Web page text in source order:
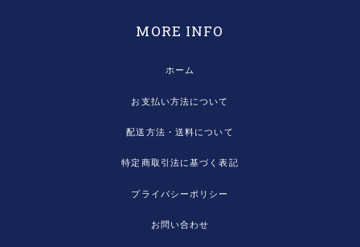
MORE INFO
ホーム
お支払い方法について
配送方法・送料について
特定商取引法に基づく表記
プライバシーポリシー
お問い合わせ